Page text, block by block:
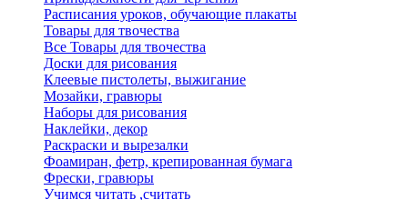
Расписания уроков, обучающие плакаты
Товары для твочества
Все Товары для твочества
Доски для рисования
Клеевые пистолеты, выжигание
Мозайки, гравюры
Наборы для рисования
Наклейки, декор
Раскраски и вырезалки
Фоамиран, фетр, крепированная бумага
Фрески, гравюры
Учимся читать ,считать